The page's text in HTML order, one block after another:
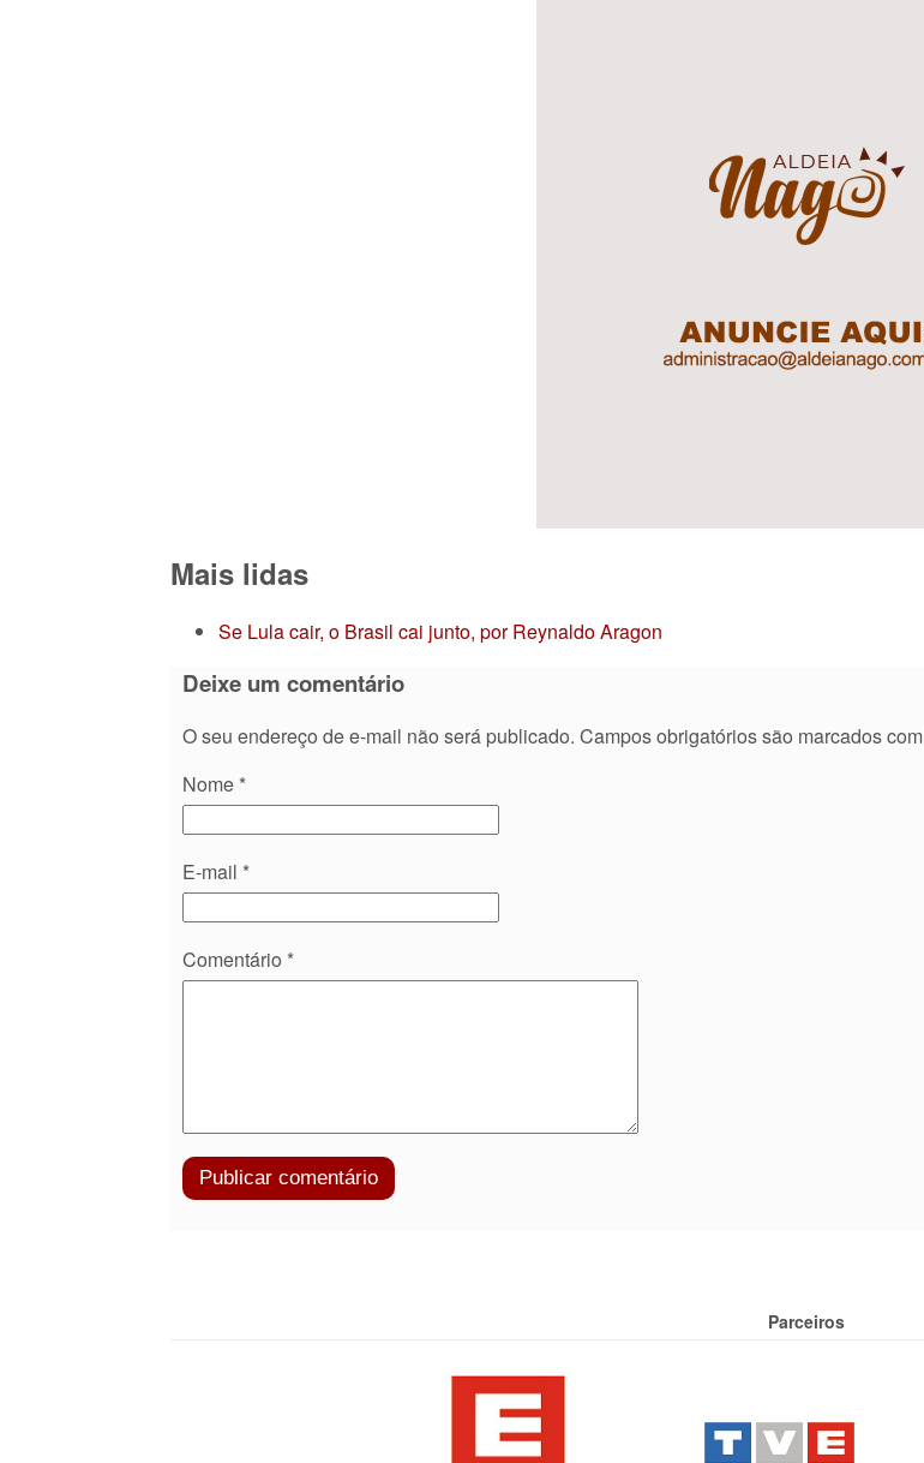
Mais lidas
Se Lula cair, o Brasil cai junto, por Reynaldo Aragon
Deixe um comentário
O seu endereço de e-mail não será publicado. Campos obrigatórios são marcados com
Nome *
E-mail *
Comentário *
Parceiros